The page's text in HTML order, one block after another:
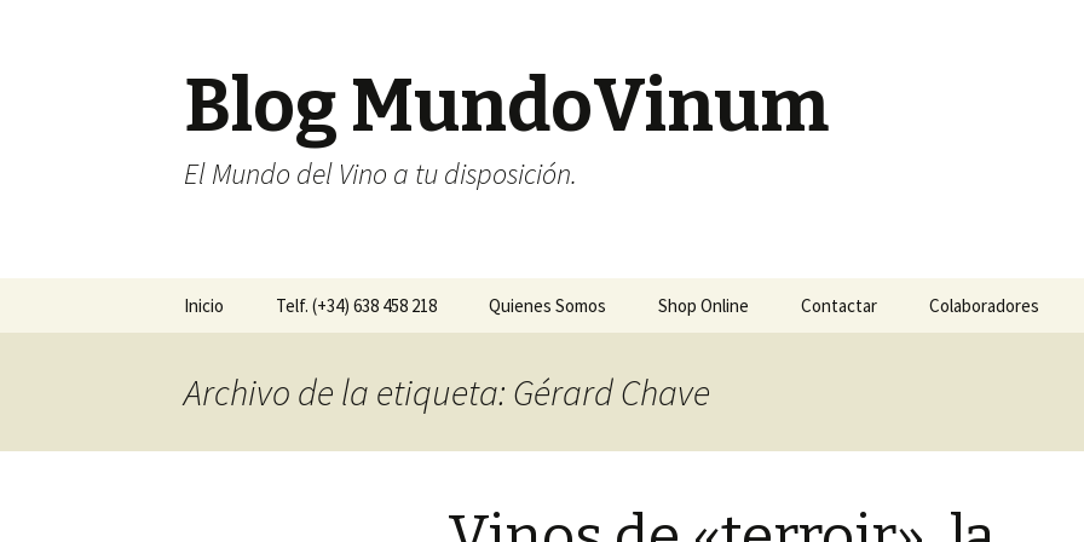
Blog MundoVinum
El Mundo del Vino a tu disposición.
Ir al contenido
Inicio Telf. (+34) 638 458 218 Quienes Somos Shop Online Contactar Colaboradores
Archivo de la etiqueta: Gérard Chave